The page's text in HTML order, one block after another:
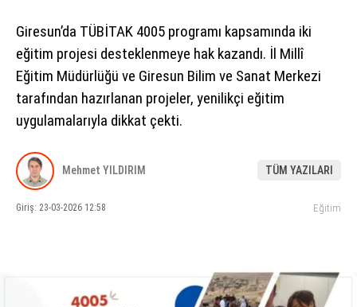
SIYASET
ASAYIŞ
SPOR
YAŞAM
EĞITIM
SAĞLIK
Giresun’da TÜBİTAK 4005 programı kapsamında iki
eğitim projesi desteklenmeye hak kazandı. İl Millî
Eğitim Müdürlüğü ve Giresun Bilim ve Sanat Merkezi
tarafından hazırlanan projeler, yenilikçi eğitim
uygulamalarıyla dikkat çekti.
Mehmet YILDIRIM TÜM YAZILARI
Giriş: 23-03-2026 12:58 Eğitim